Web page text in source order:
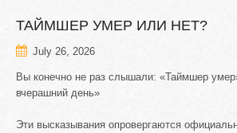
ТАЙМШЕР УМЕР ИЛИ НЕТ?
July 26, 2026
Вы конечно не раз слышали: «Таймшер
вчерашний день»
Эти высказывания опровергаются